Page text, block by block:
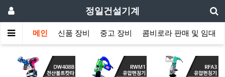
정일건설기계
메인 신품 장비 중고 장비 콤비로라 판매 및 임대